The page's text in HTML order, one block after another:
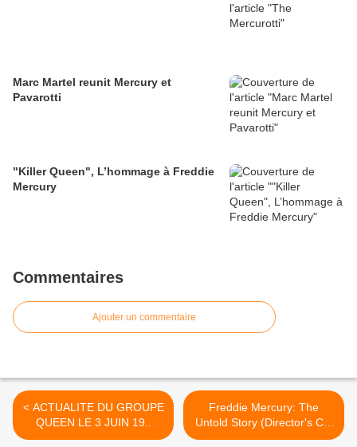
Marc Martel reunit Mercury et
Pavarotti
"Killer Queen", L’hommage à Freddie
Mercury
Commentaires
Ajouter un commentaire
< ACTUALITE DU GROUPE
QUEEN LE 3 JUIN 19..
Freddie Mercury: The
Untold Story (Director's Cut
2010). >